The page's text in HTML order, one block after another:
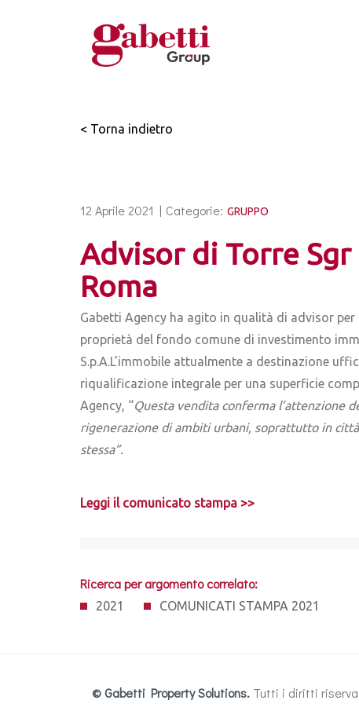
< Torna indietro
12 Aprile 2021 | Categorie: GRUPPO
Advisor di Torre
Roma
Gabetti Agency ha agito in qualità di advisor
proprietà del fondo comune di investimento
S.p.A.L’immobile attualmente a destinazione
riqualificazione integrale per una superficie
Agency, “Questa vendita conferma l’attenzione
rigenerazione di ambiti urbani, soprattutto in
stessa”.
Leggi il comunicato stampa >>
Ricerca per argomento correlato:
2021
COMUNICATI STAMPA 2021
© Gabetti Property Solutions. Tutti i diritti